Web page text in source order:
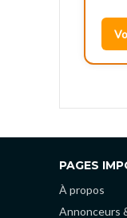
PAGES
À propos
Annonceurs